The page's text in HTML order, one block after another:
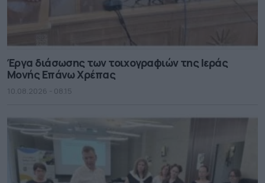
Έργα διάσωσης των τοιχογραφιών της Ιεράς
Μονής Επάνω Χρέπας
10.08.2026 - 08.15